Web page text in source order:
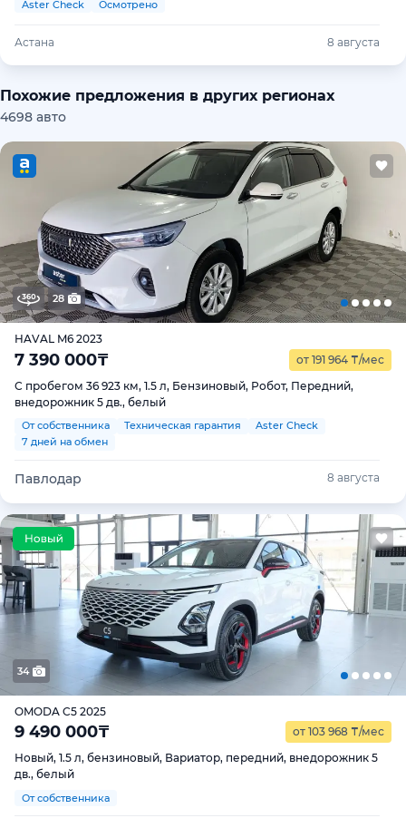
Aster Check Осмотрено
Астана 8 августа
Похожие предложения в других регионах
4698 авто
28
HAVAL M6 2023
7 390 000₸ от 191 964 ₸/мес
С пробегом 36 923 км, 1.5 л, Бензиновый, Робот, Передний,
внедорожник 5 дв., белый
От собственника Техническая гарантия
Aster Check
7 дней на обмен
Павлодар 8 августа
34
OMODA C5 2025
9 490 000₸ от 103 968 ₸/мес
Новый, 1.5 л, бензиновый, Вариатор, передний, внедорожник 5
дв., белый
От собственника